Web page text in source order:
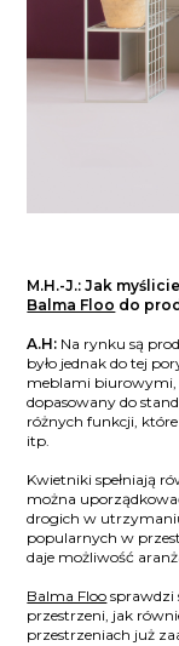
M.H.-J.: Jak
Balma Floo do
A.H: Na rynku są
było jednak do tej
meblami biurowymi,
dopasowany do
różnych funkcji,
itp.
Kwietniki spełniają
można
drogich w
popularnych w
daje możliwość
Balma Floo sprawdzi
przestrzeni, jak
przestrzeniach już